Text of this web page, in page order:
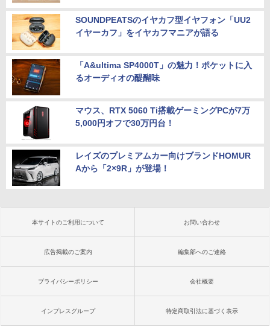
SOUNDPEATSのイヤカフ型イヤフォン「UU2
イヤーカフ」をイヤカフマニアが語る
「A&ultima SP4000T」の魅力！ポケットに入
るオーディオの醍醐味
マウス、RTX 5060 Ti搭載ゲーミングPCが7万
5,000円オフで30万円台！
レイズのプレミアムカー向けブランドHOMUR
Aから「2×9R」が登場！
本サイトのご利用について お問い合わせ
広告掲載のご案内 編集部へのご連絡
プライバシーポリシー 会社概要
インプレスグループ 特定商取引法に基づく表示